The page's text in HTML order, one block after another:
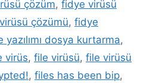
çözüm, fidye virüsü
çözümü, fidye
yazılımı dosya kurtarma,
virüs, file virüsü, file virüsü
, files has been bip,